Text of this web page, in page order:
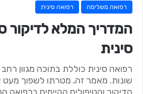
רפואה משלימה רפואה סינית
המדריך המלא לדיקור
סינית
רפואה סינית כוללת בתוכה מגוון
שונות. מאמר זה, מטרתו לשפוך מעט